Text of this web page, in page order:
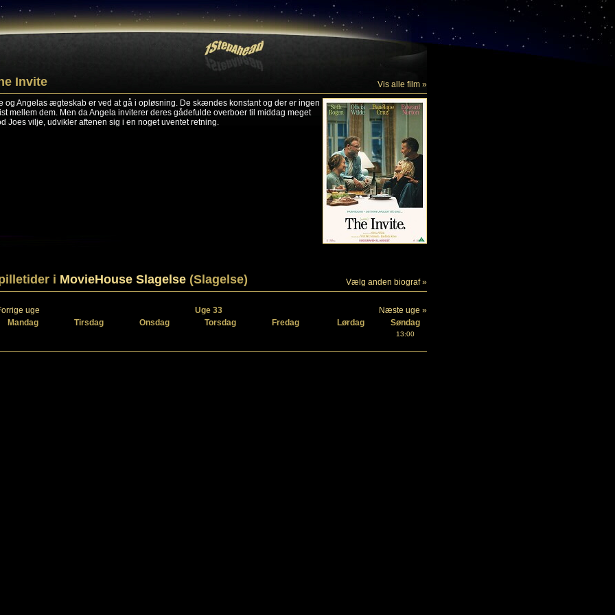
Invite
Vis alle film »
og Angelas ægteskab er ved at gå i opløsning. De skændes konstant og der er ingen
mellem dem. Men da Angela inviterer deres gådefulde overboer til middag meget
Joes vilje, udvikler aftenen sig i en noget uventet retning.
i MovieHouse Slagelse (Slagelse) Vælg anden biograf »
uge Uge 33
Næste uge »
Mandag
Tirsdag Onsdag Torsdag Fredag Lørdag Søndag
13:00